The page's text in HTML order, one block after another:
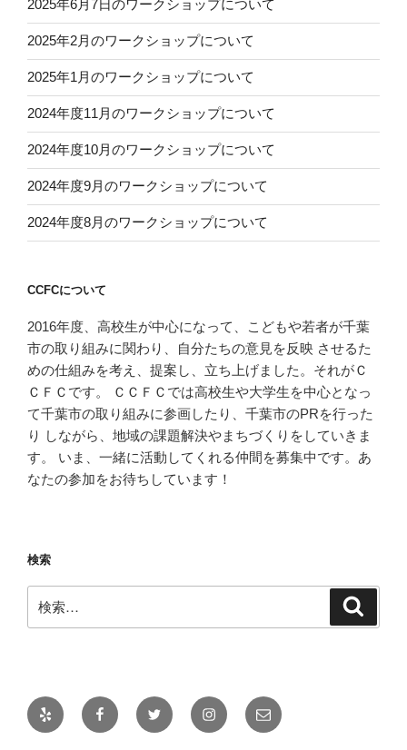
2025年6月7日のワークショップについて
2025年2月のワークショップについて
2025年1月のワークショップについて
2024年度11月のワークショップについて
2024年度10月のワークショップについて
2024年度9月のワークショップについて
2024年度8月のワークショップについて
CCFCについて
2016年度、高校生が中心になって、こどもや若者が千葉
市の取り組みに関わり、自分たちの意見を反映 させるた
めの仕組みを考え、提案し、立ち上げました。それがＣ
ＣＦＣです。 ＣＣＦＣでは高校生や大学生を中心となっ
て千葉市の取り組みに参画したり、千葉市のPRを行った
り しながら、地域の課題解決やまちづくりをしていきま
す。 いま、一緒に活動してくれる仲間を募集中です。あ
なたの参加をお待ちしています！
検索
索:
Yelp FacebookTwitter Instagramメ
ー